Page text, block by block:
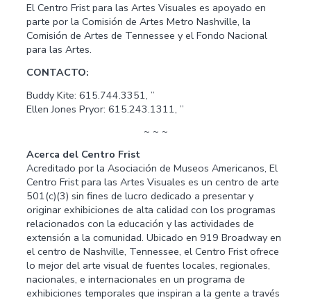
El Centro Frist para las Artes Visuales es apoyado en
parte por la Comisión de Artes Metro Nashville, la
Comisión de Artes de Tennessee y el Fondo Nacional
para las Artes.
CONTACTO:
Buddy Kite: 615.744.3351, ”
Ellen Jones Pryor: 615.243.1311, ”
~ ~ ~
Acerca del Centro Frist
Acreditado por la Asociación de Museos Americanos, El
Centro Frist para las Artes Visuales es un centro de arte
501(c)(3) sin fines de lucro dedicado a presentar y
originar exhibiciones de alta calidad con los programas
relacionados con la educación y las actividades de
extensión a la comunidad. Ubicado en 919 Broadway en
el centro de Nashville, Tennessee, el Centro Frist ofrece
lo mejor del arte visual de fuentes locales, regionales,
nacionales, e internacionales en un programa de
exhibiciones temporales que inspiran a la gente a través